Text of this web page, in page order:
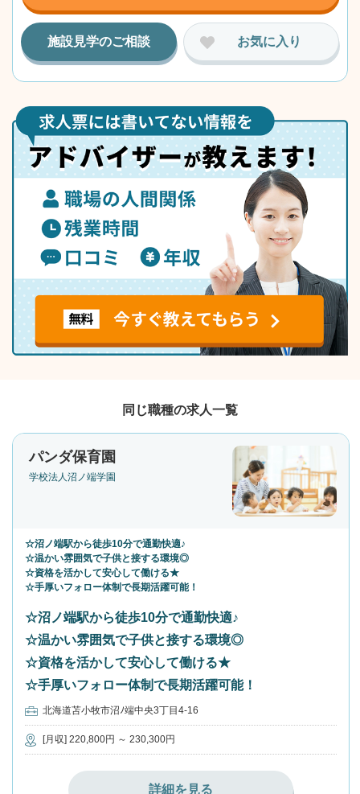
施設見学のご相談 お気に入り
同じ職種の求人一覧
パンダ保育園
学校法人沼ノ端学園
☆沼ノ端駅から徒歩10分で通勤快適♪
☆温かい雰囲気で子供と接する環境◎
☆資格を活かして安心して働ける★
☆手厚いフォロー体制で長期活躍可能！
☆沼ノ端駅から徒歩10分で通勤快適♪
☆温かい雰囲気で子供と接する環境◎
☆資格を活かして安心して働ける★
☆手厚いフォロー体制で長期活躍可能！
北海道苫小牧市沼ﾉ端中央3丁目4-16
[月収] 220,800円 ～ 230,300円
詳細を見る